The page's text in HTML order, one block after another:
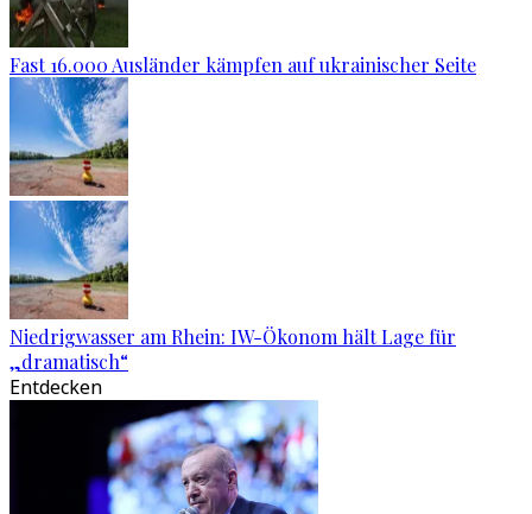
Fast 16.000 Ausländer kämpfen auf ukrainischer Seite
Niedrigwasser am Rhein: IW-Ökonom hält Lage für
„dramatisch“
Entdecken